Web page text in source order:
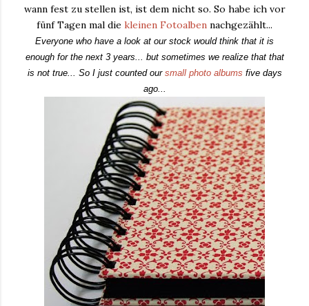
wann fest zu stellen ist, ist dem nicht so. So habe ich vor
fünf Tagen mal die kleinen Fotoalben nachgezählt...
Everyone who have a look at our stock would think that it is
enough for the next 3 years... but sometimes we realize that that
is not true... So I just counted our small photo albums five days
ago...